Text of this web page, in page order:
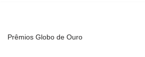
Prêmios Globo de Ouro